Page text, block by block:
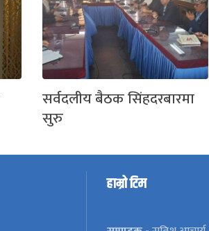
सर्वदलीय बैठक सिंहदरबारमा
सुरु
हाम्रो टिम